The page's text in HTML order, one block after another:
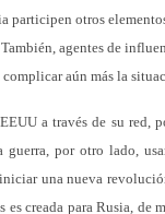
otros
agentes de
aún más la
a través de su red,
por otro lado,
una nueva
creada para Rusia, de